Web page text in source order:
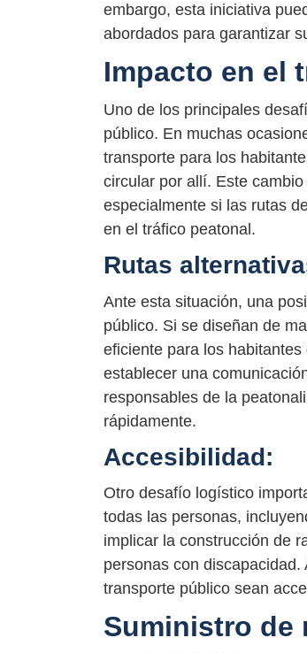
embargo, esta iniciativa
abordados para garantizar
Impacto en el
Uno de los principales
público. En muchas
transporte para los
circular por allí. Este
especialmente si las rutas
en el tráfico peatonal.
Rutas
Ante esta situación, una
público. Si se diseñan de
eficiente para los
establecer una
responsables de la
rápidamente.
Accesibilidad:
Otro desafío logístico
todas las personas,
implicar la construcción de
personas con
transporte público sean
Suministro de